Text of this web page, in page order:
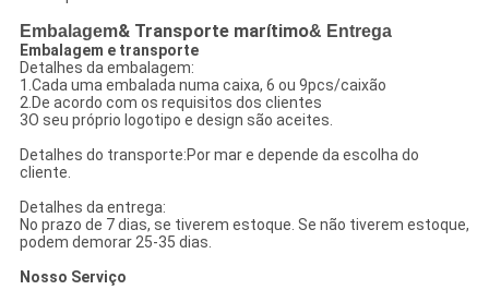
Embalagem& Transporte marítimo& Entrega
Embalagem e transporte
Detalhes da embalagem:
1.Cada uma embalada numa caixa, 6 ou 9pcs/caixão
2.De acordo com os requisitos dos clientes
3O seu próprio logotipo e design são aceites.
Detalhes do transporte:Por mar e depende da escolha do
cliente.
Detalhes da entrega:
No prazo de 7 dias, se tiverem estoque. Se não tiverem estoque,
podem demorar 25-35 dias.
Nosso Serviço